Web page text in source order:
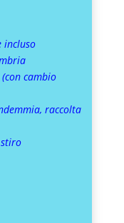
incluso
cambio
raccolta